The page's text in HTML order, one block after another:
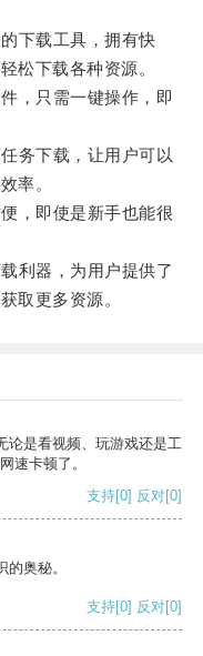
下载工具，拥有快
松下载各种资源。
，只需一键操作，即
务下载，让用户可以
率。
，即使是新手也能很
利器，为用户提供了
取更多资源。
论是看视频、玩游戏还是工
速卡顿了。
支持[0] 反对[0]
奥秘。
支持[0] 反对[0]